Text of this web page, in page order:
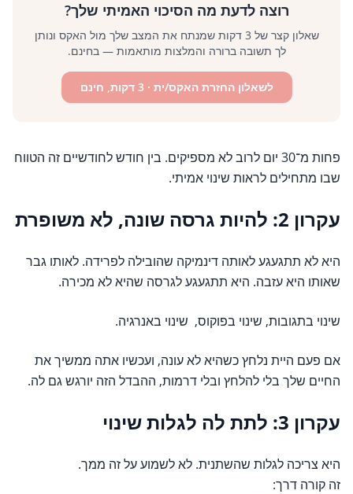
רוצה לדעת מה הסיכוי האמיתי שלך?
שאלון קצר של 3 דקות שמנתח את המצב שלך מול האקס ונותן
לך תשובה ברורה והמלצות מותאמות — בחינם.
לשאלון החזרת האקס/ית · 3 דקות, חינם
פחות מ־30 יום לרוב לא מספיקים. בין חודש לחודשיים זה הטווח
שבו מתחילים לראות שינוי אמיתי.
עקרון 2: להיות גרסה שונה, לא משופרת
היא לא תתגעגע לאותה דינמיקה שהובילה לפרידה. לאותו גבר
שאותו היא עזבה. היא תתגעגע לגרסה שהיא לא מכירה.
שינוי בתגובות, שינוי בפוקוס, שינוי באנרגיה.
אם פעם היית נלחץ כשהיא לא עונה, ועכשיו אתה ממשיך את
החיים שלך בלי להלחץ ובלי דרמות, ההבדל הזה יורגש גם לה.
עקרון 3: לתת לה לגלות שינוי
היא צריכה לגלות שהשתנית. לא לשמוע על זה ממך.
זה קורה דרך: